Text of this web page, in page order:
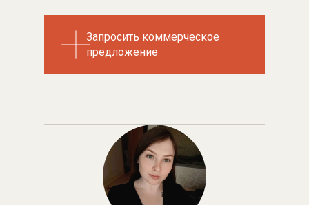
Запросить коммерческое
предложение
Запросить коммерческое
предложение